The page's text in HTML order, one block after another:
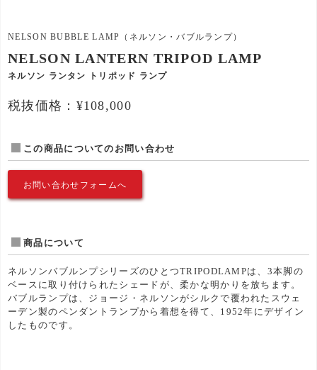
NELSON BUBBLE LAMP（ネルソン・バブルランプ）
NELSON LANTERN TRIPOD LAMP
ネルソン ランタン トリポッド ランプ
税抜価格：¥108,000
この商品についてのお問い合わせ
お問い合わせフォームへ
商品について
ネルソンバブルンプシリーズのひとつTRIPODLAMPは、3本脚の
ベースに取り付けられたシェードが、柔かな明かりを放ちます。
バブルランプは、ジョージ・ネルソンがシルクで覆われたスウェ
ーデン製のペンダントランプから着想を得て、1952年にデザイン
したものです。